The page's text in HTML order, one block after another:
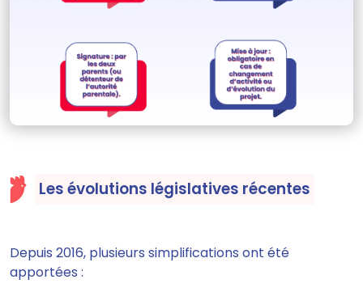
Les évolutions législatives récentes
Depuis 2016, plusieurs simplifications ont été
apportées :